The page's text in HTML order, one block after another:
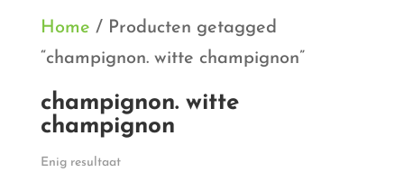
Home / Producten getagged
“champignon. witte champignon”
champignon. witte
champignon
Enig resultaat